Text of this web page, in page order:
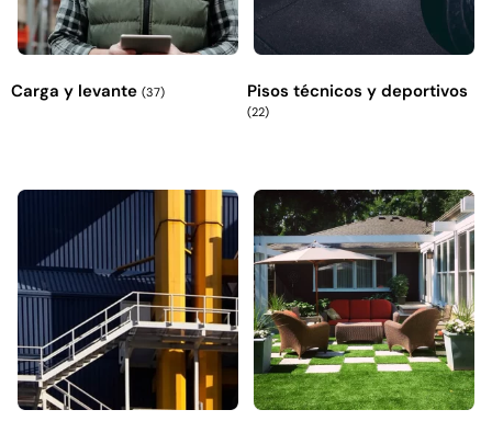
Carga y levante (37) Pisos técnicos y deportivos
(22)